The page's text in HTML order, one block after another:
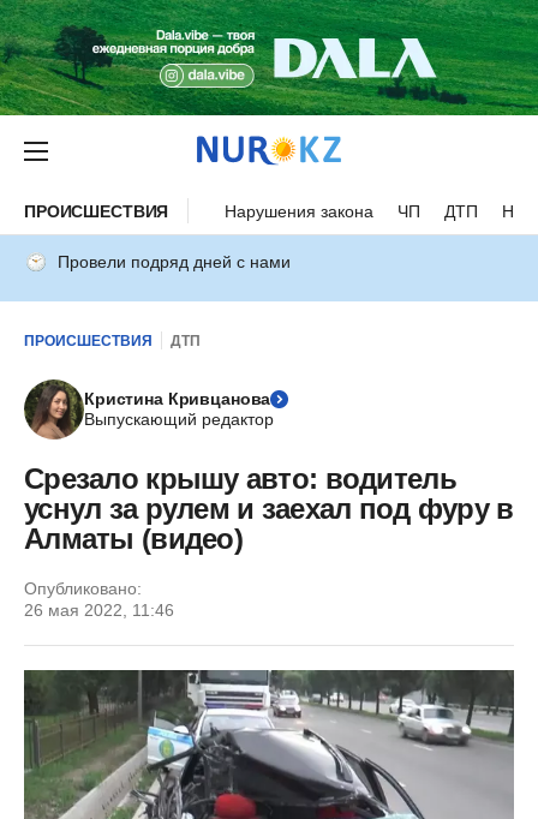
ПРОИСШЕСТВИЯ Нарушения закона ЧП ДТП
Провели подряд дней с нами
ПРОИСШЕСТВИЯ ДТП
Кристина Кривцанова
Выпускающий редактор
Срезало крышу авто: водитель
уснул за рулем и заехал под фуру в
Алматы (видео)
Опубликовано:
26 мая 2022, 11:46